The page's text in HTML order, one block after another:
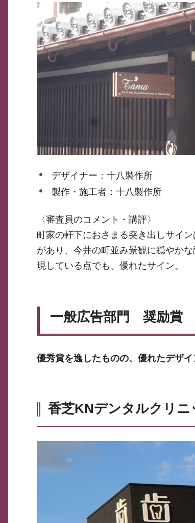
デザイナー：十八製作所
製作・施工者：十八製作所
〈審査員のコメント・講評〉
町家の軒下におさまる突き出しサイ
があり、今井の町並み景観に穏やか
現している点でも、優れたサイン。
一般広告部門 奨励賞
優秀賞を逸したものの、優れたデザ
香芝KNデンタルクリニ